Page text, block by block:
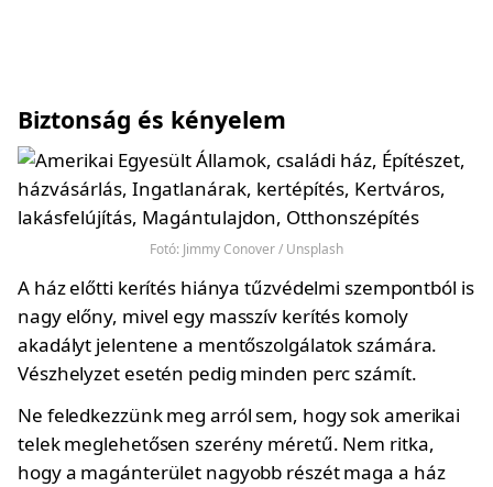
Biztonság és kényelem
Fotó: Jimmy Conover / Unsplash
A ház előtti kerítés hiánya tűzvédelmi szempontból is
nagy előny, mivel egy masszív kerítés komoly
akadályt jelentene a mentőszolgálatok számára.
Vészhelyzet esetén pedig minden perc számít.
Ne feledkezzünk meg arról sem, hogy sok amerikai
telek meglehetősen szerény méretű. Nem ritka,
hogy a magánterület nagyobb részét maga a ház